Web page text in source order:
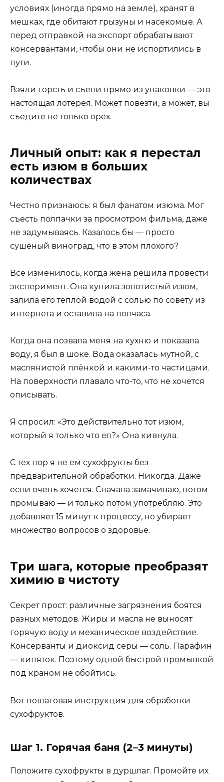
условиях (иногда прямо на земле), хранят в
мешках, где обитают грызуны и насекомые. А
перед отправкой на экспорт обрабатывают
консервантами, чтобы они не испортились в
пути.
Взяли горсть и съели прямо из упаковки — это
настоящая лотерея. Может повезти, а может, вы
съедите не только орех.
Личный опыт: как я перестал
есть изюм в больших
количествах
Честно признаюсь: я был фанатом изюма. Мог
съесть полпачки за просмотром фильма, даже
не задумываясь. Казалось бы — просто
сушёный виноград, что в этом плохого?
Все изменилось, когда жена решила провести
эксперимент. Она купила золотистый изюм,
залила его тёплой водой с солью по совету из
интернета и оставила на полчаса.
Когда она позвала меня на кухню и показала
воду, я был в шоке. Вода оказалась мутной, с
маслянистой плёнкой и какими-то частицами.
На поверхности плавало что-то, что не хочется
описывать.
Я спросил: «Это действительно тот изюм,
который я только что ел?» Она кивнула.
С тех пор я не ем сухофрукты без
предварительной обработки. Никогда. Даже
если очень хочется. Сначала замачиваю, потом
промываю — и только потом употребляю. Это
добавляет 15 минут к процессу, но убирает
множество вопросов о здоровье.
Три шага, которые преобразят
химию в чистоту
Секрет прост: различные загрязнения боятся
разных методов. Жиры и масла не выносят
горячую воду и механическое воздействие.
Консерванты и диоксид серы — соль. Парафин
— кипяток. Поэтому одной быстрой промывкой
под краном не обойтись.
Вот пошаговая инструкция для обработки
сухофруктов.
Шаг 1. Горячая баня (2–3 минуты)
Положите сухофрукты в дуршлаг. Промойте их